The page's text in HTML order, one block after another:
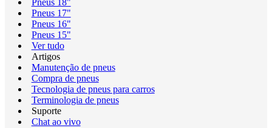
Pneus 18"
Pneus 17"
Pneus 16"
Pneus 15"
Ver tudo
Artigos
Manutenção de pneus
Compra de pneus
Tecnologia de pneus para carros
Terminologia de pneus
Suporte
Chat ao vivo